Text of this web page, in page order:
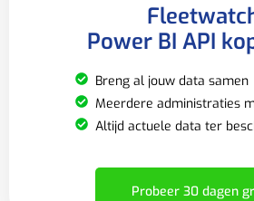
Power BI API
Breng al jouw data samen
Meerdere administraties
Altijd actuele data ter
Probeer 30 dagen